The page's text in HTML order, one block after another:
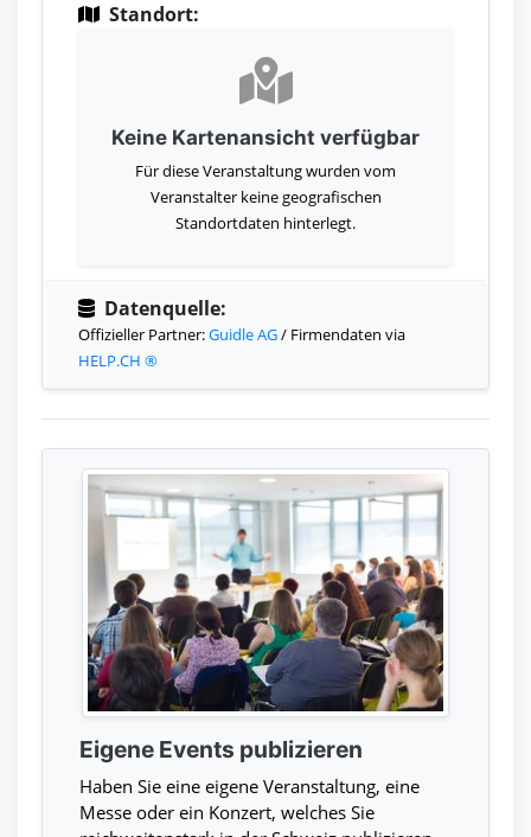
Standort:
Keine Kartenansicht verfügbar
Für diese Veranstaltung wurden vom
Veranstalter keine geografischen
Standortdaten hinterlegt.
Datenquelle:
Offizieller Partner:Guidle AG/ Firmendaten via
HELP.CH ®
Eigene Events publizieren
Haben Sie eine eigene Veranstaltung, eine
Messe oder ein Konzert, welches Sie